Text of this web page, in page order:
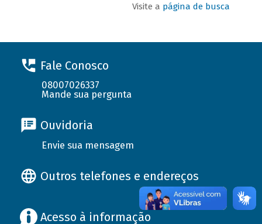
Visite a página de busca
Fale Conosco
08007026337
Mande sua pergunta
Ouvidoria
Envie sua mensagem
Outros telefones e endereços
Acesso à informação